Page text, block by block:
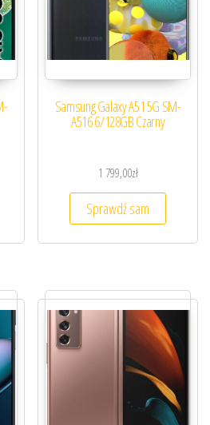
Samsung Galaxy A51 5G SM-
A516 6/128GB Czarny
1 799,00zł
Sprawdź sam